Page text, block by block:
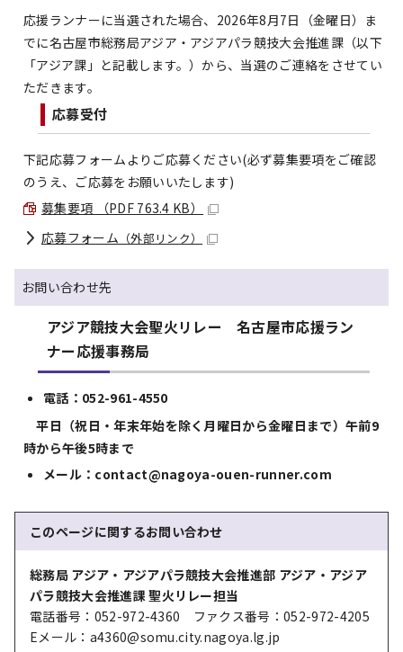
応援ランナーに当選された場合、2026年8月7日（金曜日）ま
でに名古屋市総務局アジア・アジアパラ競技大会推進課（以下
「アジア課」と記載します。）から、当選のご連絡をさせてい
ただきます。
応募受付
下記応募フォームよりご応募ください(必ず募集要項をご確認
のうえ、ご応募をお願いいたします)
募集要項 （PDF 763.4 KB）
応募フォーム （外部リンク）
お問い合わせ先
アジア競技大会聖火リレー 名古屋市応援ラン
ナー応援事務局
電話：052-961-4550
平日（祝日・年末年始を除く月曜日から金曜日まで）午前9
時から午後5時まで
メール：contact@nagoya-ouen-runner.com
このページに関するお問い合わせ
総務局 アジア・アジアパラ競技大会推進部 アジア・アジア
パラ競技大会推進課 聖火リレー担当
電話番号：052-972-4360 ファクス番号：052-972-4205
Eメール：a4360@somu.city.nagoya.lg.jp